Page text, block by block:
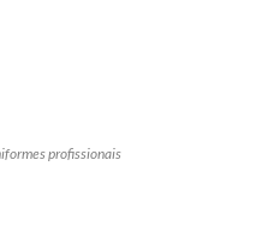
profissionais